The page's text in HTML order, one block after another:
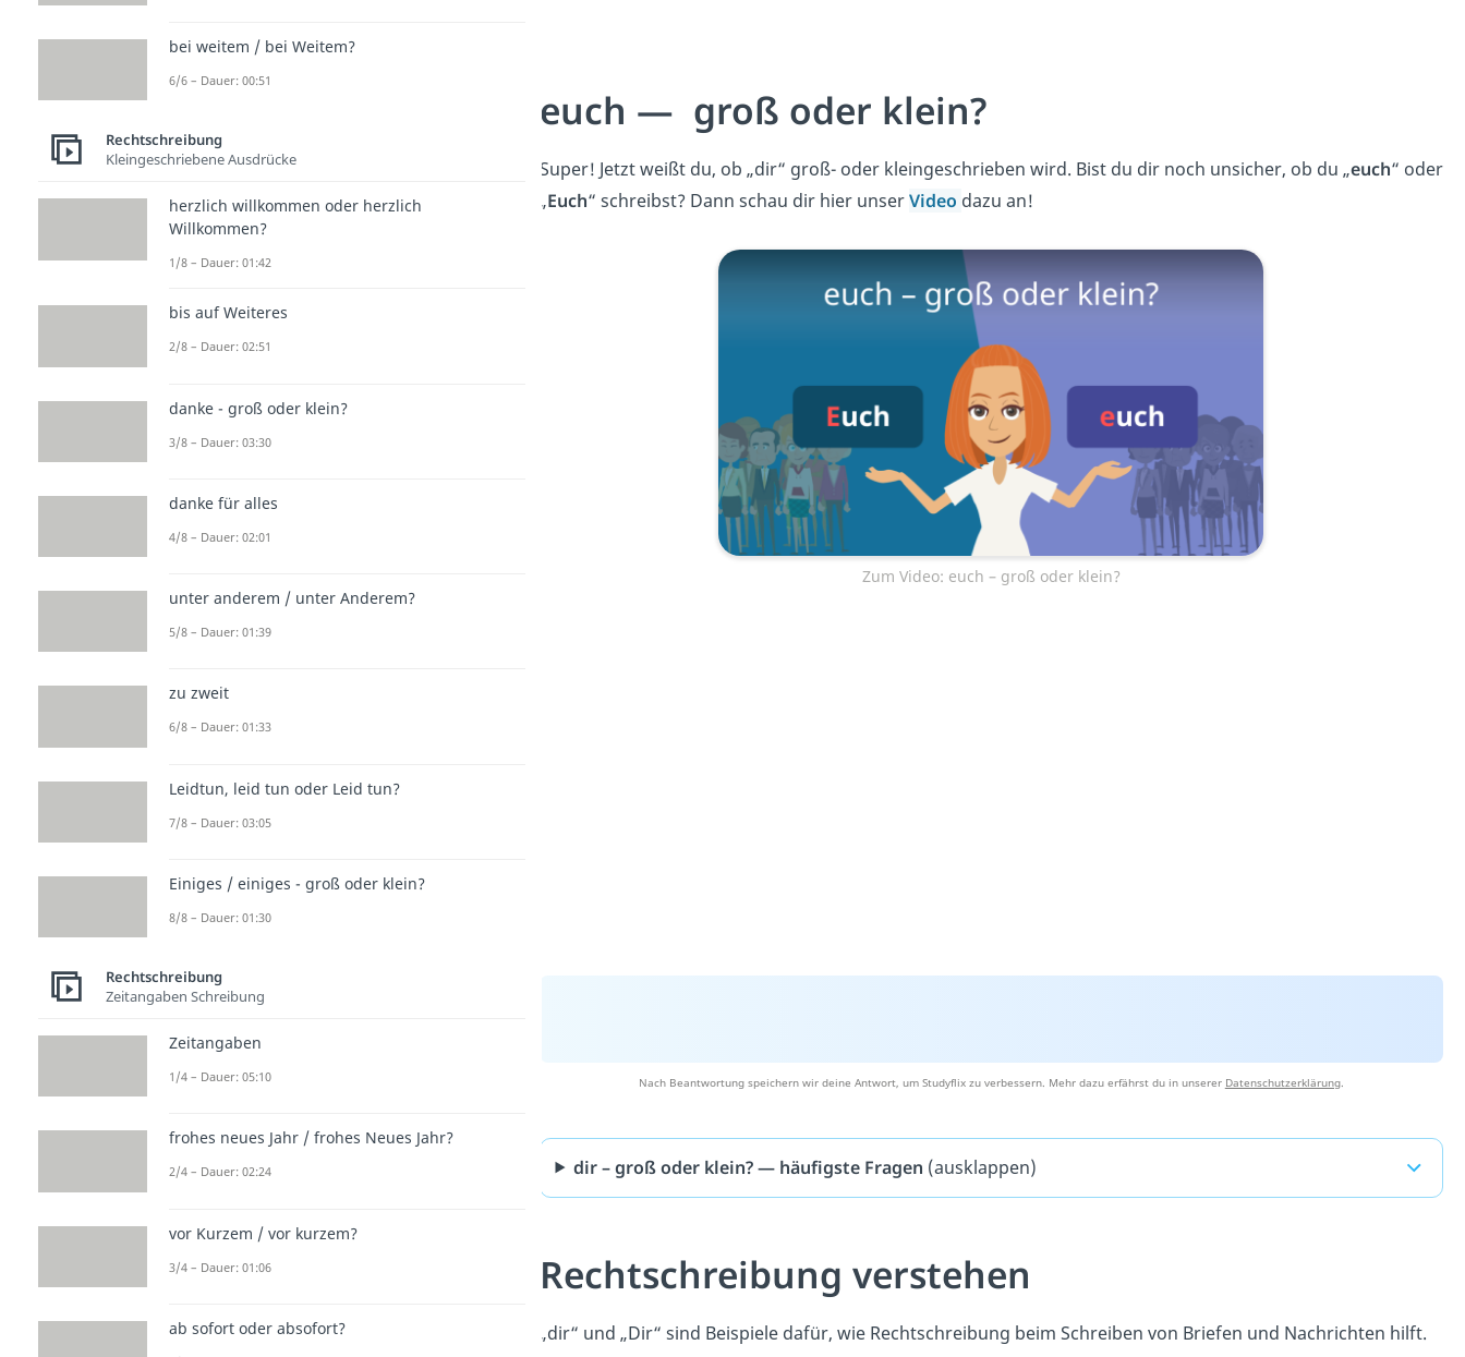
euch — groß oder klein?
Super! Jetzt weißt du, ob „dir“ groß- oder kleingeschrieben wird. Bist du dir noch unsicher, ob du „euch“ oder
„Euch“ schreibst? Dann schau dir hier unserVideo dazu an!
Zum Video: euch – groß oder klein?
Nach Beantwortung speichern wir deine Antwort, um Studyflix zu verbessern. Mehr dazu erfährst du in unserer Datenschutzerklärung.
dir – groß oder klein? — häufigste Fragen (ausklappen)
Rechtschreibung verstehen
„dir“ und „Dir“ sind Beispiele dafür, wie Rechtschreibung beim Schreiben von Briefen und Nachrichten hilft.
bei weitem / bei Weitem?
6/6 – Dauer: 00:51
Rechtschreibung
Kleingeschriebene Ausdrücke
herzlich willkommen oder herzlich
Willkommen?
1/8 – Dauer: 01:42
bis auf Weiteres
2/8 – Dauer: 02:51
danke - groß oder klein?
3/8 – Dauer: 03:30
danke für alles
4/8 – Dauer: 02:01
unter anderem / unter Anderem?
5/8 – Dauer: 01:39
zu zweit
6/8 – Dauer: 01:33
Leidtun, leid tun oder Leid tun?
7/8 – Dauer: 03:05
Einiges / einiges - groß oder klein?
8/8 – Dauer: 01:30
Rechtschreibung
Zeitangaben Schreibung
Zeitangaben
1/4 – Dauer: 05:10
frohes neues Jahr / frohes Neues Jahr?
2/4 – Dauer: 02:24
vor Kurzem / vor kurzem?
3/4 – Dauer: 01:06
ab sofort oder absofort?